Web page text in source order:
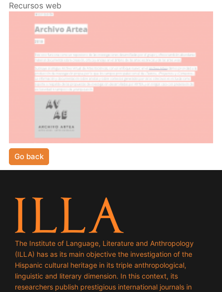
Recursos web
Go back
The Institute of Language, Literature and Anthropology
(ILLA) has as its main objective the investigation of the
Hispanic cultural heritage in its triple anthropological,
linguistic and literary dimension. In this context, its
researchers publish prestigious international journals in